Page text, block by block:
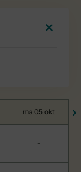
ma 05 okt
-